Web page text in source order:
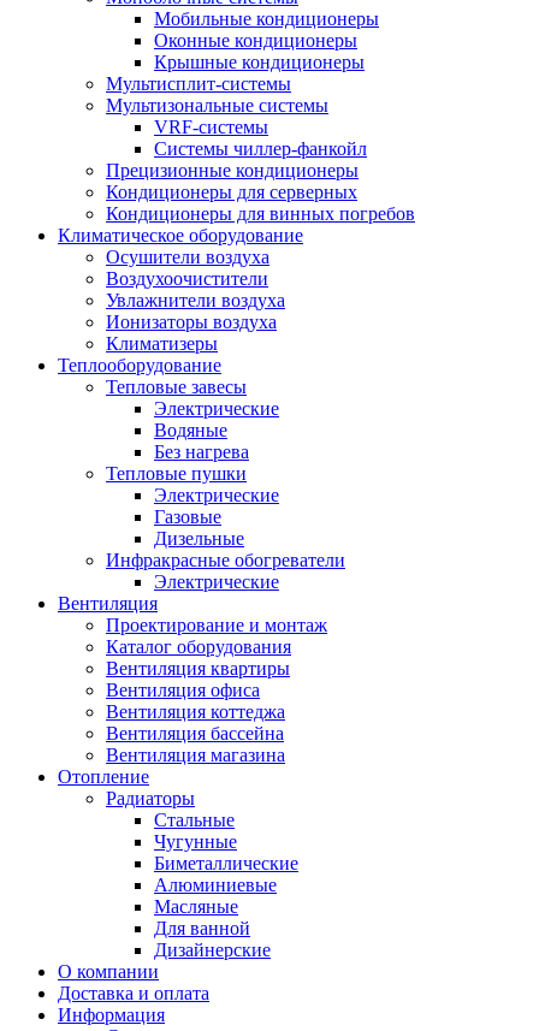
Мобильные кондиционеры
Оконные кондиционеры
Крышные кондиционеры
Мультисплит-системы
Мультизональные системы
VRF-системы
Системы чиллер-фанкойл
Прецизионные кондиционеры
Кондиционеры для серверных
Кондиционеры для винных погребов
Климатическое оборудование
Осушители воздуха
Воздухоочистители
Увлажнители воздуха
Ионизаторы воздуха
Климатизеры
Теплооборудование
Тепловые завесы
Электрические
Водяные
Без нагрева
Тепловые пушки
Электрические
Газовые
Дизельные
Инфракрасные обогреватели
Электрические
Вентиляция
Проектирование и монтаж
Каталог оборудования
Вентиляция квартиры
Вентиляция офиса
Вентиляция коттеджа
Вентиляция бассейна
Вентиляция магазина
Отопление
Радиаторы
Стальные
Чугунные
Биметаллические
Алюминиевые
Масляные
Для ванной
Дизайнерские
О компании
Доставка и оплата
Информация